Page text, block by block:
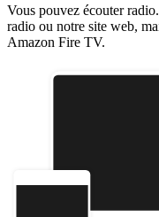
Vous pouvez écouter
radio ou notre site web,
Amazon Fire TV.